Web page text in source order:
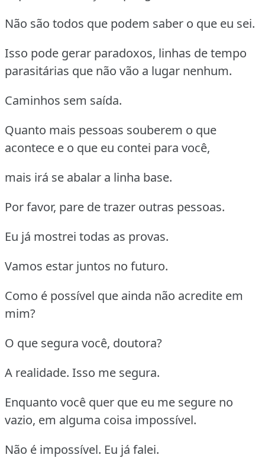
Não são todos que podem saber o que eu sei.
Isso pode gerar paradoxos, linhas de tempo
parasitárias que não vão a lugar nenhum.
Caminhos sem saída.
Quanto mais pessoas souberem o que
acontece e o que eu contei para você,
mais irá se abalar a linha base.
Por favor, pare de trazer outras pessoas.
Eu já mostrei todas as provas.
Vamos estar juntos no futuro.
Como é possível que ainda não acredite em
mim?
O que segura você, doutora?
A realidade. Isso me segura.
Enquanto você quer que eu me segure no
vazio, em alguma coisa impossível.
Não é impossível. Eu já falei.